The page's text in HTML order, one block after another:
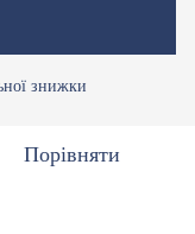
знижки
Порівняти